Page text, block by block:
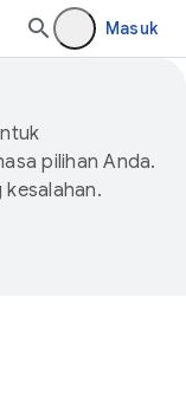
Masuk
pilihan Anda.
kesalahan.